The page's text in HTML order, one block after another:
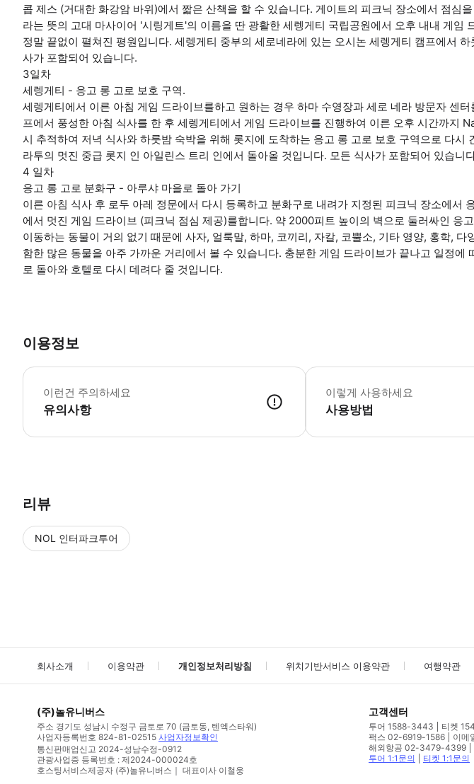
콥 제스 (거대한 화강암 바위)에서 짧은 산책을 할 수 있습니다. 게이트의 피크닉 장소에서 점심
라는 뜻의 고대 마사이어 '시링게트'의 이름을 딴 광활한 세렝게티 국립공원에서 오후 내내 게임
정말 끝없이 펼쳐진 평원입니다. 세렝게티 중부의 세로네라에 있는 오시논 세렝게티 캠프에서
사가 포함되어 있습니다.
3일차
세렝게티 - 응고 롱 고로 보호 구역.
세렝게티에서 이른 아침 게임 드라이브를하고 원하는 경우 하마 수영장과 세로 네라 방문자 센
프에서 풍성한 아침 식사를 한 후 세렝게티에서 게임 드라이브를 진행하여 이른 오후 시간까지
시 추적하여 저녁 식사와 하룻밤 숙박을 위해 롯지에 도착하는 응고 롱 고로 보호 구역으로 다시
라투의 멋진 중급 롯지 인 아일린스 트리 인에서 돌아올 것입니다. 모든 식사가 포함되어 있습니
4 일차
응고 롱 고로 분화구 - 아루샤 마을로 돌아 가기
이른 아침 식사 후 로두 아레 정문에서 다시 등록하고 분화구로 내려가 지정된 피크닉 장소에서
에서 멋진 게임 드라이브 (피크닉 점심 제공)를합니다. 약 2000피트 높이의 벽으로 둘러싸인 응
이동하는 동물이 거의 없기 때문에 사자, 얼룩말, 하마, 코끼리, 자칼, 코뿔소, 기타 영양, 홍학, 다
함한 많은 동물을 아주 가까운 거리에서 볼 수 있습니다. 충분한 게임 드라이브가 끝나고 일정에
로 돌아와 호텔로 다시 데려다 줄 것입니다.
이용정보
이런건 주의하세요
유의사항
결제는 은행 송금/이체, 신용카드, 온라
이렇게 사용하세요
사용방법
리뷰
NOL 인터파크투어
회사소개 이용약관 개인정보처리방침 위치기반서비스 이용약관 여행약관
(주)놀유니버스
주소 경기도 성남시 수정구 금토로 70 (금토동, 텐엑스타워)
사업자등록번호 824-81-02515 사업자정보확인
통신판매업신고 2024-성남수정-0912
관광사업증 등록번호 : 제2024-000024호
호스팅서비스제공자 (주)놀유니버스｜ 대표이사 이철웅
고객센터
투어 1588-3443
티켓
팩스 02-6919-1586
이메
해외항공 02-3479-4399
투어 1:1문의
티켓 1:1문의